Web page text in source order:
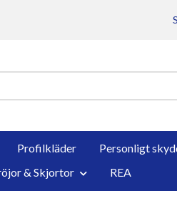
Profilkläder Personligt
& Skjortor REA